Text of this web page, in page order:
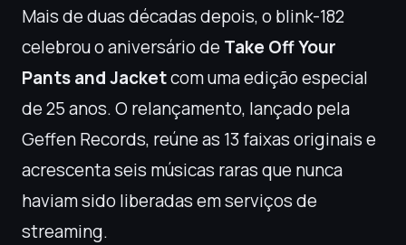
Mais de duas décadas depois, o blink-182
celebrou o aniversário de Take Off Your
Pants and Jacketcom uma edição especial
de 25 anos. O relançamento, lançado pela
Geffen Records, reúne as 13 faixas originais e
acrescenta seis músicas raras que nunca
haviam sido liberadas em serviços de
streaming.